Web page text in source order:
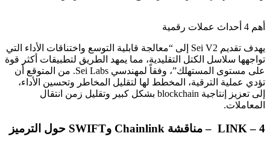
أهم 4 أحداث عملات رقمية
يهدف تقديم Sei V2 إلى “معالجة قابلية التوسع واختناقات الأداء التي
تواجهها سلاسل الكتل التقليدية، مما يمهد الطريق لتطبيقات أكثر قوة
على مستوى المستهلك”، وفقاً لمهندسي Sei Labs. من المتوقع أن
تؤدي عملية الترقية، المخطط لها لتقليل المخاطر وتحسين الأداء،
إلى تعزيز إنتاجية blockchain بشكل كبير وتقليل زمن انتقال
المعاملات.
4 – LINK – مناقشة Chainlink وSWIFT حول الترميز